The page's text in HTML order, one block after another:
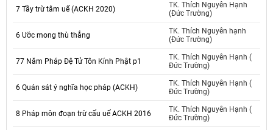
7 Tầy trừ tâm uế (ACKH 2020)
TK. Thích Nguyên Hạnh
(Đức Trường)
6 Ước mong thù thắng
TK. Thích Nguyên hạnh
(Đức Trường)
77 Năm Pháp Đệ Tử Tôn Kính Phật p1
TK. Thích Nguyên Hạnh (
Đức Trường)
6 Quán sát ý nghĩa học pháp (ACKH)
TK. Thích Nguyên Hạnh (
Đức Trường)
8 Pháp môn đoạn trừ cấu uế ACKH 2016
TK. Thích Nguyên Hạnh (
Đức Trường)